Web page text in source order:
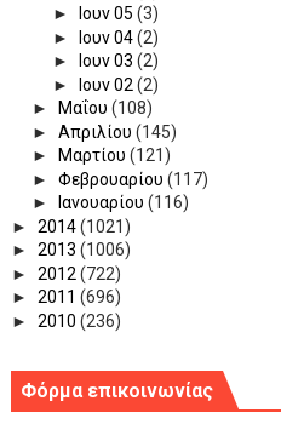
►
Ιουν 05 (3)
►
Ιουν 04(2)
►
Ιουν 03 (2)
►
Ιουν 02 (2)
►
Μαΐου (108)
► Απριλίου (145)
►
Μαρτίου (121)
► Φεβρουαρίου (117)
►
Ιανουαρίου (116)
► 2014(1021)
► 2013 (1006)
► 2012 (722)
► 2011 (696)
► 2010 (236)
Φόρμα επικοινωνίας